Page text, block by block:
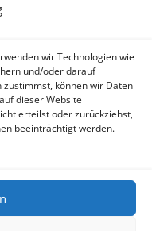
wir Technologien wie
und/oder darauf
zustimmst, können wir Daten
dieser Website
erteilst oder zurückziehst,
beeinträchtigt werden.